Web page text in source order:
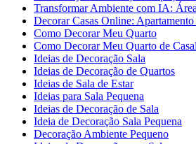
Transformar Ambiente com IA:
Decorar Casas Online:
Como Decorar Meu Quarto
Como Decorar Meu Quarto de Casal
Ideias de Decoração Sala
Ideias de Decoração de Quartos
Ideias de Sala de Estar
Ideias para Sala Pequena
Ideias de Decoração de Sala
Ideia de Decoração Sala Pequena
Decoração Ambiente Pequeno